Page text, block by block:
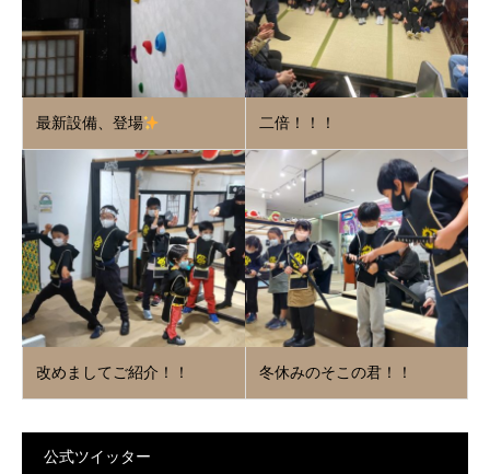
最新設備、登場 二倍！！！
改めましてご紹介！！ 冬休みのそこの君！！
公式ツイッター